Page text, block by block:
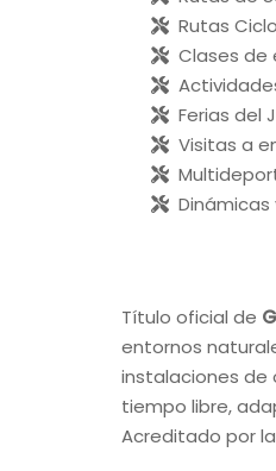
Rutas
Clases de
Ferias del
Visitas a
Dinámicas
Título oficial de
entornos
instalaciones de
tiempo libre,
Acreditado por la